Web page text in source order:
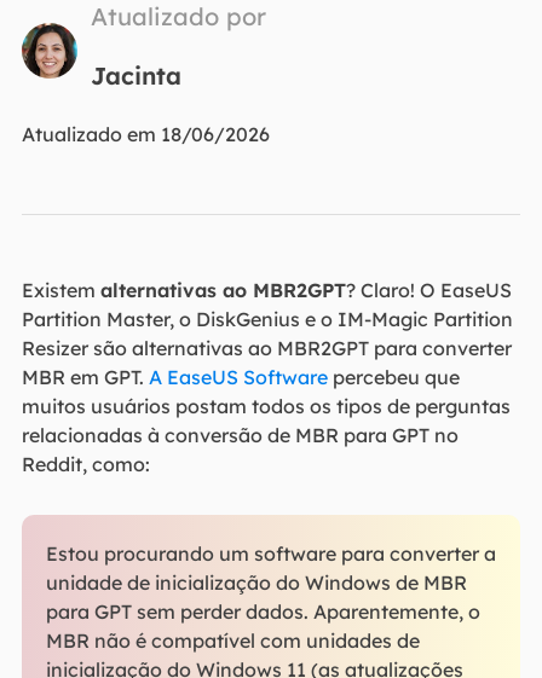
Atualizado por
Jacinta
Atualizado em 18/06/2026
Existem alternativas ao MBR2GPT? Claro! O EaseUS
Partition Master, o DiskGenius e o IM-Magic Partition
Resizer são alternativas ao MBR2GPT para converter
MBR em GPT. A EaseUS Softwarepercebeu que
muitos usuários postam todos os tipos de perguntas
relacionadas à conversão de MBR para GPT no
Reddit, como:
Estou procurando um software para converter a
unidade de inicialização do Windows de MBR
para GPT sem perder dados. Aparentemente, o
MBR não é compatível com unidades de
inicialização do Windows 11 (as atualizações